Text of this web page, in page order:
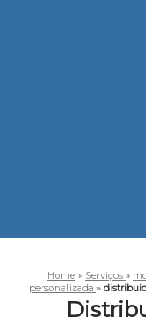
Home » Serviços »
personalizada »